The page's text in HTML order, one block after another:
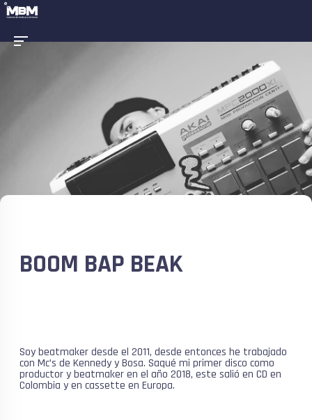
BOOM BAP BEAK
Soy beatmaker desde el 2011, desde entonces he trabajado
con Mc’s de Kennedy y Bosa. Saqué mi primer disco como
productor y beatmaker en el año 2018, este salió en CD en
Colombia y en cassette en Europa.